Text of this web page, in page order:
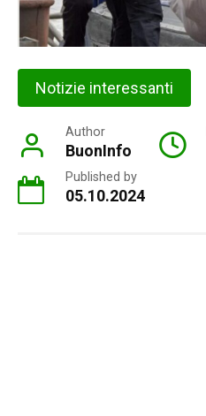
Notizie interessanti
Author
BuonInfo
Published by
05.10.2024